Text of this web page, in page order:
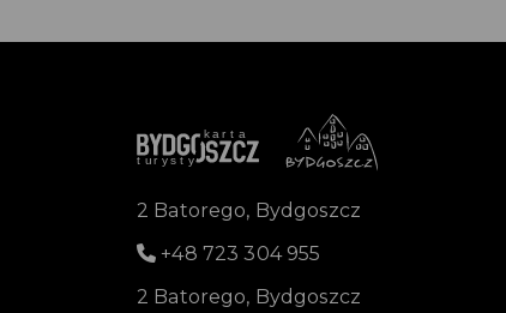
2 Batorego, Bydgoszcz
+48 723 304 955
2 Batorego, Bydgoszcz